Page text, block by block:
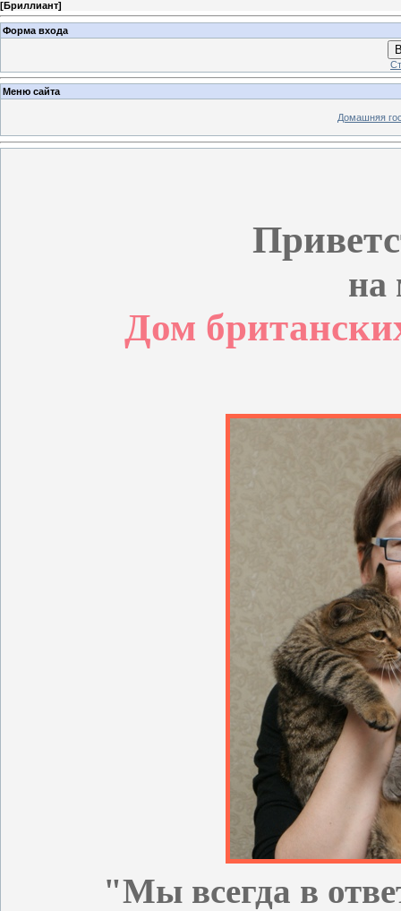
[Бриллиант]
Форма входа
Меню сайта
Домашняя
на
Дом
"Мы всегда в